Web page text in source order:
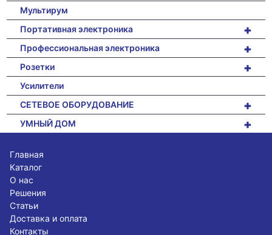
Мультирум
+
Портативная электроника
+
Профессиональная электроника
+
Розетки
Усилители
+
СЕТЕВОЕ ОБОРУДОВАНИЕ
+
УМНЫЙ ДОМ
Главная
Каталог
О нас
Решения
Статьи
Доставка и оплата
Контакты